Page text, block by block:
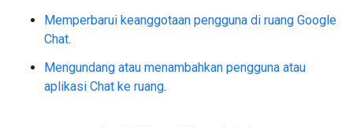
Memperbarui keanggotaan pengguna di ruang Google
Chat.
Mengundang atau menambahkan pengguna atau
aplikasi Chat ke ruang.